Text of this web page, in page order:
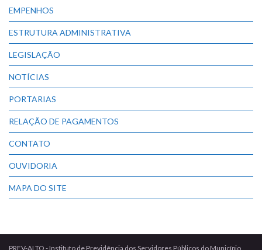
EMPENHOS
ESTRUTURA ADMINISTRATIVA
LEGISLAÇÃO
NOTÍCIAS
PORTARIAS
RELAÇÃO DE PAGAMENTOS
CONTATO
OUVIDORIA
MAPA DO SITE
PREV-ALTO - Instituto de Previdência dos Servidores Públicos do Município